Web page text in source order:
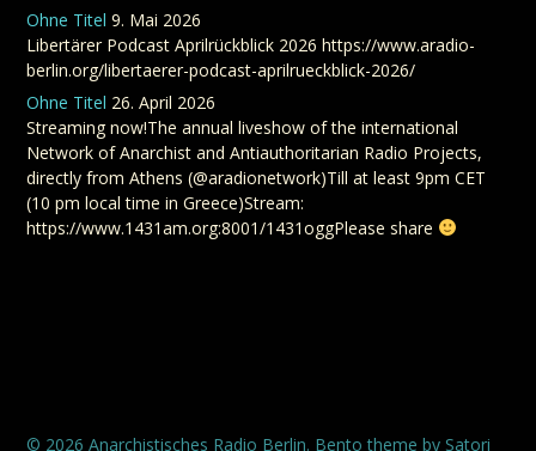
Ohne Titel 9. Mai 2026
Libertärer Podcast Aprilrückblick 2026 https://www.aradio-
berlin.org/libertaerer-podcast-aprilrueckblick-2026/
Ohne Titel 26. April 2026
Streaming now!The annual liveshow of the international
Network of Anarchist and Antiauthoritarian Radio Projects,
directly from Athens (@aradionetwork)Till at least 9pm CET
(10 pm local time in Greece)Stream:
https://www.1431am.org:8001/1431oggPlease share
© 2026 Anarchistisches Radio Berlin. Bento theme by Satori